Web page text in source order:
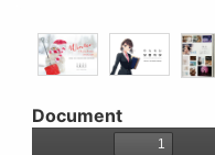
Document